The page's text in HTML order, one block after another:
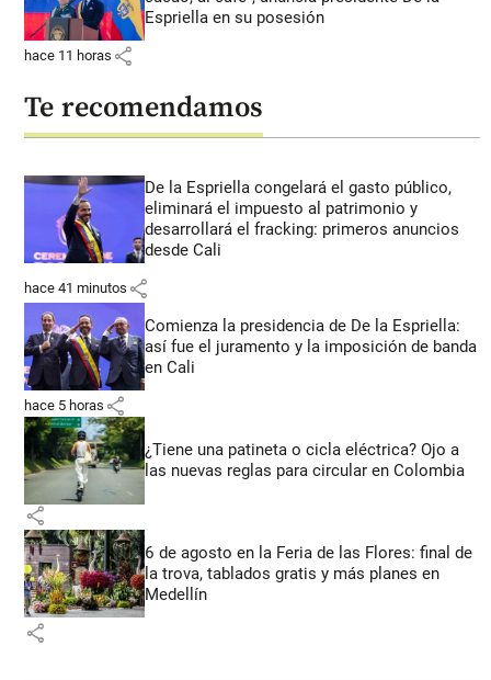
Espriella en su posesión
hace 11 horas share
Te recomendamos
De la Espriella congelará el gasto público,
eliminará el impuesto al patrimonio y
desarrollará el fracking: primeros anuncios
desde Cali
hace 41 minutos share
Comienza la presidencia de De la Espriella:
así fue el juramento y la imposición de banda
en Cali
hace 5 horas share
¿Tiene una patineta o cicla eléctrica? Ojo a
las nuevas reglas para circular en Colombia
share
6 de agosto en la Feria de las Flores: final de
la trova, tablados gratis y más planes en
Medellín
share